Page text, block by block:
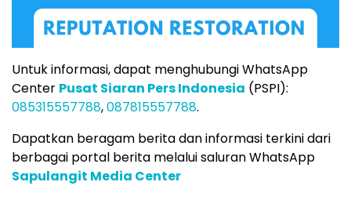
Untuk informasi, dapat menghubungi WhatsApp
Center Pusat Siaran Pers Indonesia (PSPI):
085315557788,087815557788.
Dapatkan beragam berita dan informasi terkini dari
berbagai portal berita melalui saluran WhatsApp
Sapulangit Media Center